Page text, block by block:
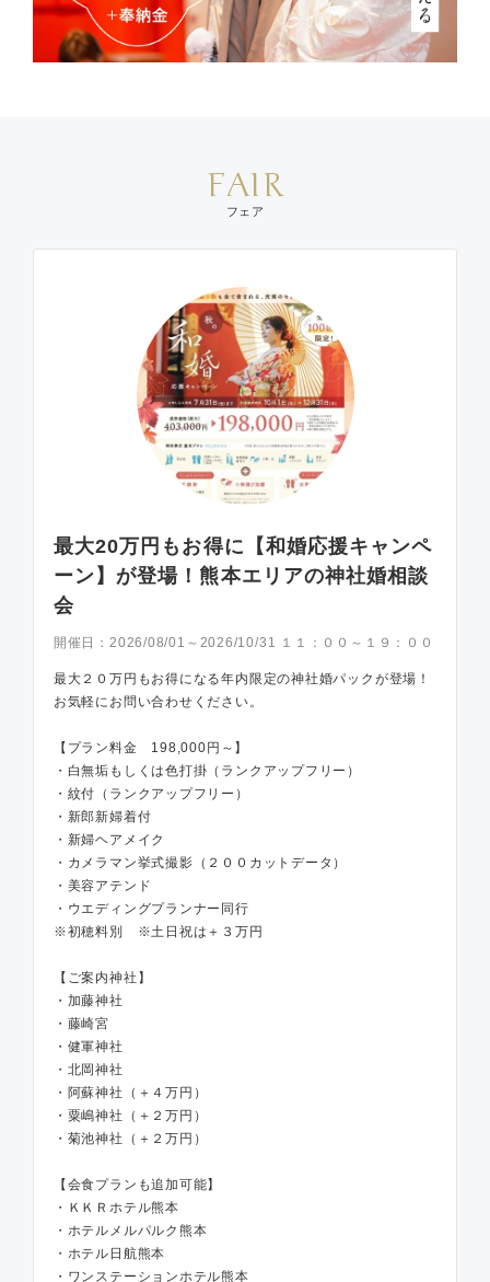
FAIR
フェア
最大20万円もお得に【和婚応援キャンペ
ーン】が登場！熊本エリアの神社婚相談
会
開催日： 2026/08/01～2026/10/31 １１：００～１９：００
最大２０万円もお得になる年内限定の神社婚パックが登場！
お気軽にお問い合わせください。
【プラン料金 198,000円～】
・白無垢もしくは色打掛（ランクアップフリー）
・紋付（ランクアップフリー）
・新郎新婦着付
・新婦ヘアメイク
・カメラマン挙式撮影（２００カットデータ）
・美容アテンド
・ウエディングプランナー同行
※初穂料別 ※土日祝は＋３万円
【ご案内神社】
・加藤神社
・藤崎宮
・健軍神社
・北岡神社
・阿蘇神社（＋４万円）
・粟嶋神社（＋２万円）
・菊池神社（＋２万円）
【会食プランも追加可能】
・ＫＫＲホテル熊本
・ホテルメルパルク熊本
・ホテル日航熊本
・ワンステーションホテル熊本